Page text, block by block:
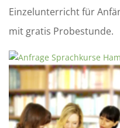
Einzelunterricht für
mit gratis Probestunde.